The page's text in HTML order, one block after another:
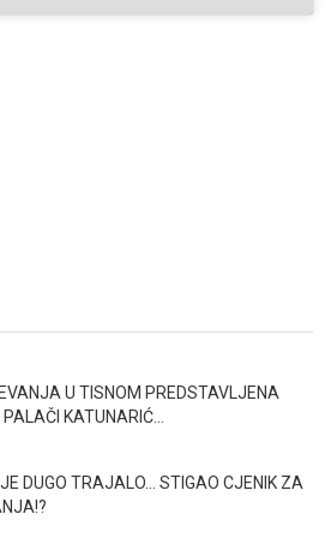
U TISNOM PREDSTAVLJENA
KATUNARIĆ…
DUGO TRAJALO… STIGAO CJENIK ZA